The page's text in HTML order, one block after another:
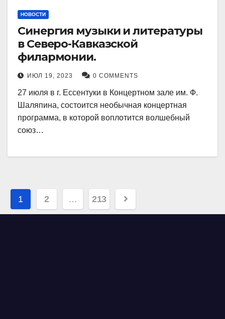
НОВОСТИ
Синергия музыки и литературы
в Северо-Кавказской
филармонии.
ИЮЛ 19, 2023 0 COMMENTS
27 июля в г. Ессентуки в Концертном зале им. Ф.
Шаляпина, состоится необычная концертная
программа, в которой воплотится волшебный
союз…
Навигация
по
1 2 … 213